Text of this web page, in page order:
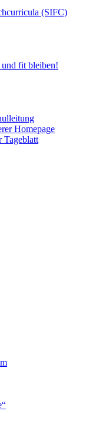
(SIFC)
und fit bleiben!
Homepage
Tageblatt